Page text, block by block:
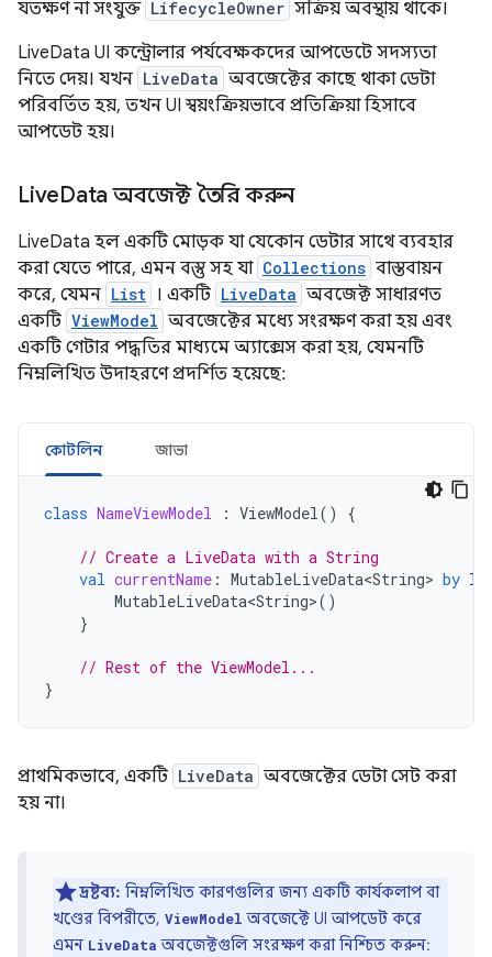
যতক্ষণ না সংযুক্ত LifecycleOwner সক্রিয় অবস্থায় থাকে।
LiveData UI কন্ট্রোলার পর্যবেক্ষকদের আপডেটে সদস্যতা
নিতে দেয়। যখন LiveData অবজেক্টের কাছে থাকা ডেটা
পরিবর্তিত হয়, তখন UI স্বয়ংক্রিয়ভাবে প্রতিক্রিয়া হিসাবে
আপডেট হয়।
LiveData অবজেক্ট তৈরি করুন
LiveData হল একটি মোড়ক যা যেকোন ডেটার সাথে ব্যবহার
করা যেতে পারে, এমন বস্তু সহ যা Collections বাস্তবায়ন
করে, যেমন List । একটি LiveData অবজেক্ট সাধারণত
একটি ViewModel অবজেক্টের মধ্যে সংরক্ষণ করা হয় এবং
একটি গেটার পদ্ধতির মাধ্যমে অ্যাক্সেস করা হয়, যেমনটি
নিম্নলিখিত উদাহরণে প্রদর্শিত হয়েছে:
কোটলিন জাভা
class NameViewModel : ViewModel() {
// Create a LiveData with a String
val currentName : MutableLiveData<String> by
MutableLiveData<String>()
}
// Rest of the ViewModel...
}
প্রাথমিকভাবে, একটি LiveData অবজেক্টের ডেটা সেট করা
হয় না।
দ্রষ্টব্য: নিম্নলিখিত কারণগুলির জন্য একটি কার্যকলাপ বা
খণ্ডের বিপরীতে, ViewModel অবজেক্টে UI আপডেট করে
এমন LiveData অবজেক্টগুলি সংরক্ষণ করা নিশ্চিত করুন: